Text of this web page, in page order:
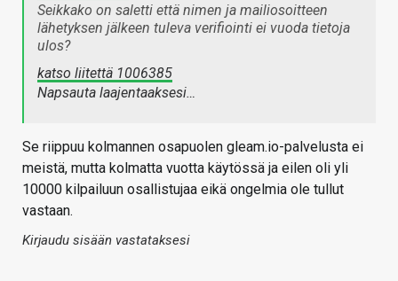
Seikkako on saletti että nimen ja mailiosoitteen
lähetyksen jälkeen tuleva verifiointi ei vuoda tietoja
ulos?
katso liitettä 1006385
Napsauta laajentaaksesi…
Se riippuu kolmannen osapuolen gleam.io-palvelusta ei
meistä, mutta kolmatta vuotta käytössä ja eilen oli yli
10000 kilpailuun osallistujaa eikä ongelmia ole tullut
vastaan.
Kirjaudu sisään vastataksesi